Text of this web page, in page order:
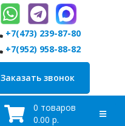
+7(473) 239-87-80
+7(952) 958-88-82
Заказать звонок
0 товаров
0.00 р.